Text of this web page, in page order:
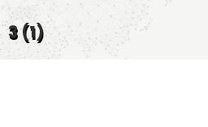
3 (1)